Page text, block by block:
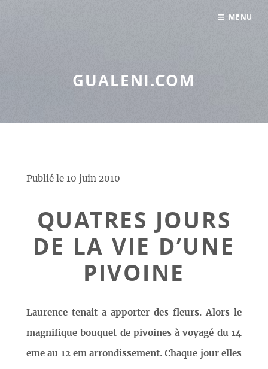
GUALENI.COM
Publié le 10 juin 2010
QUATRES JOURS
DE LA VIE D’UNE
PIVOINE
Laurence tenait a apporter des fleurs. Alors le
magnifique bouquet de pivoines à voyagé du 14
eme au 12 em arrondissement. Chaque jour elles
MENU